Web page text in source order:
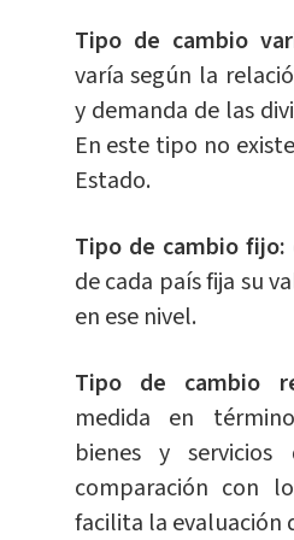
Tipo de cambio
varía según la
y demanda de las
En este tipo no
Estado.
Tipo de cambio fijo:
de cada país fija su
en ese nivel.
Tipo de cambio
medida en
bienes y
comparación con
facilita la evaluación